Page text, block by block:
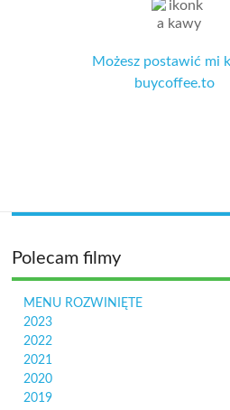
Możesz postawić mi
buycoffee.to
Polecam filmy
MENU ROZWINIĘTE
2023
2022
2021
2020
2019